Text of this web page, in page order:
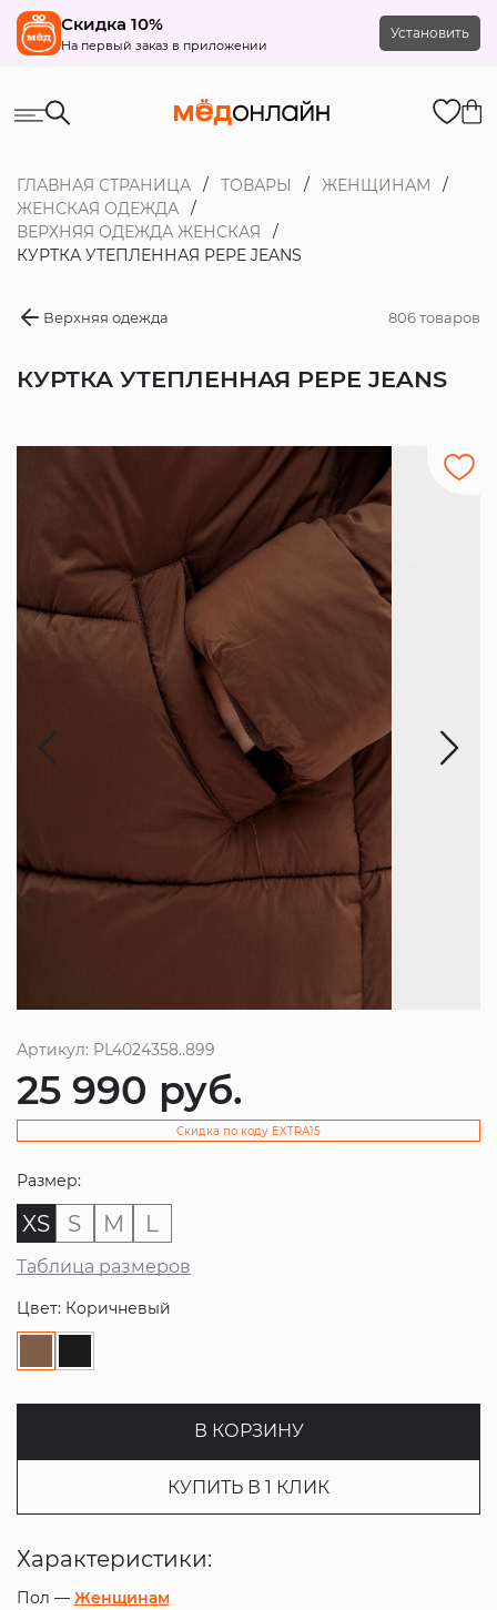
Скидка 10%
На первый заказ в приложении
Установить
ГЛАВНАЯ СТРАНИЦА ТОВАРЫ
ЖЕНЩИНАМ
ЖЕНСКАЯ ОДЕЖДА
ВЕРХНЯЯ ОДЕЖДА ЖЕНСКАЯ
КУРТКА УТЕПЛЕННАЯ PEPE JEANS
Верхняя одежда 806 товаров
КУРТКА УТЕПЛЕННАЯ PEPE JEANS
Артикул: PL4024358..899
25 990 руб.
Скидка по коду EXTRA15
Размер:
XS S M L
Таблица размеров
Цвет: Коричневый
В КОРЗИНУ
КУПИТЬ В 1 КЛИК
Характеристики:
Пол — Женщинам